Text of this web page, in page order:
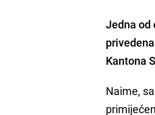
Jedna od
Kantona
Naime,